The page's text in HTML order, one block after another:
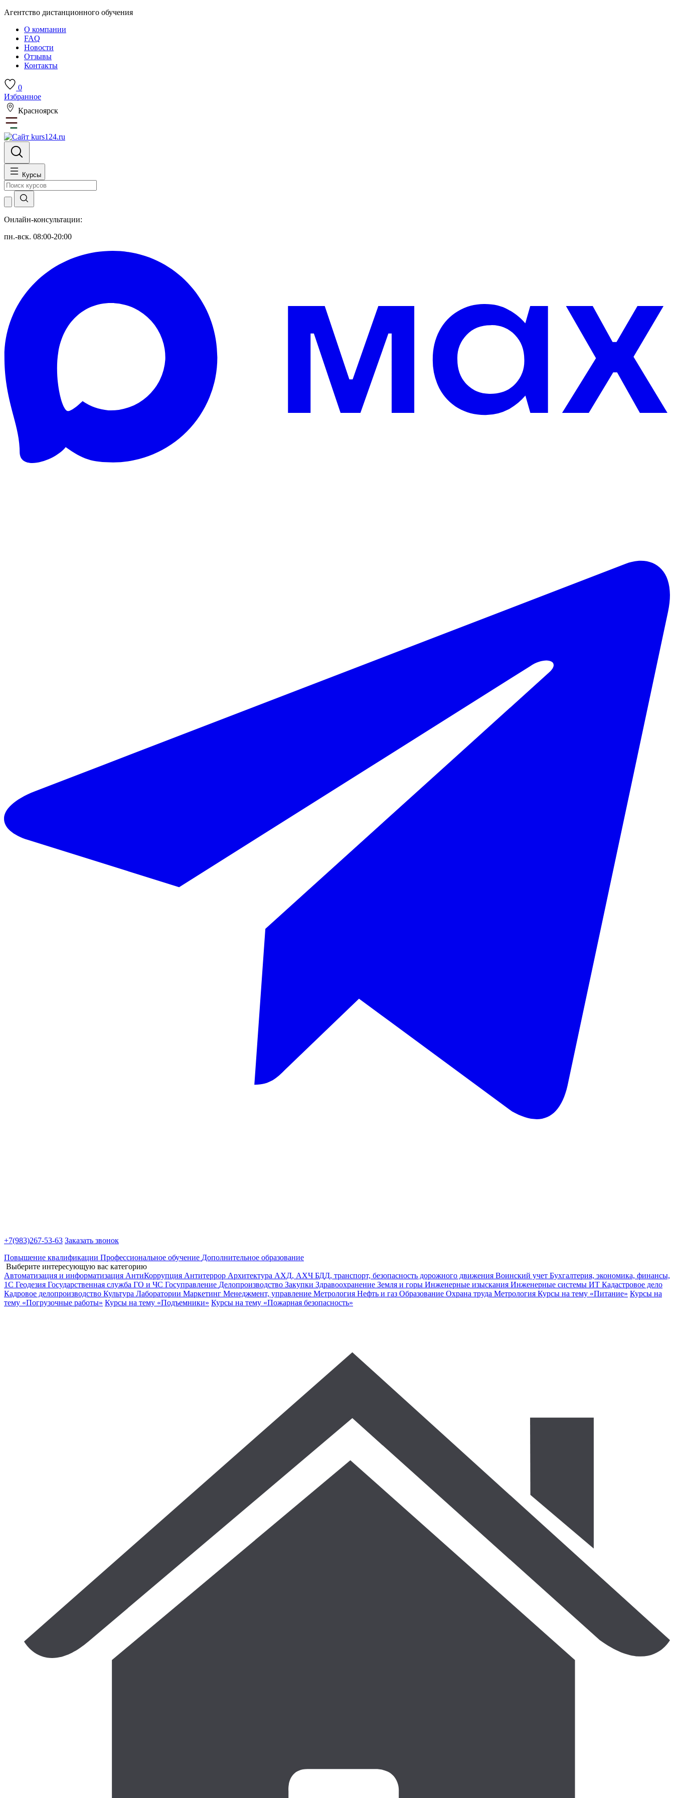
Агентство дистанционного обучения
О компании
FAQ
Новости
Отзывы
Контакты
0
Избранное
Красноярск
Курсы
Онлайн-консультации:
пн.-вск. 08:00-20:00
+7(983)267-53-63 Заказать звонок
Повышение квалификации Профессиональное обучение Дополнительное образование
Выберите интересующую вас категорию
Автоматизация и информатизация АнтиКоррупция Антитеррор Архитектура АХД, АХЧ БДД, транспорт, безопасность дорожного движения Воинский учет Бухгалтерия, экономика, финансы,
1С Геодезия Государственная служба ГО и ЧС Госуправление Делопроизводство Закупки Здравоохранение Земля и горы Инженерные изыскания Инженерные системы ИТ Кадастровое дело
Кадровое делопроизводство Культура Лаборатории Маркетинг Менеджмент, управление Метрология Нефть и газ Образование Охрана труда Метрология Курсы на тему «Питание» Курсы на
тему «Погрузочные работы» Курсы на тему «Подъемники» Курсы на тему «Пожарная безопасность»